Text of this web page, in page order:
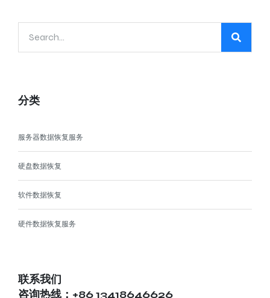
分类
服务器数据恢复服务
硬盘数据恢复
软件数据恢复
硬件数据恢复服务
联系我们
咨询热线：+86 13418646626